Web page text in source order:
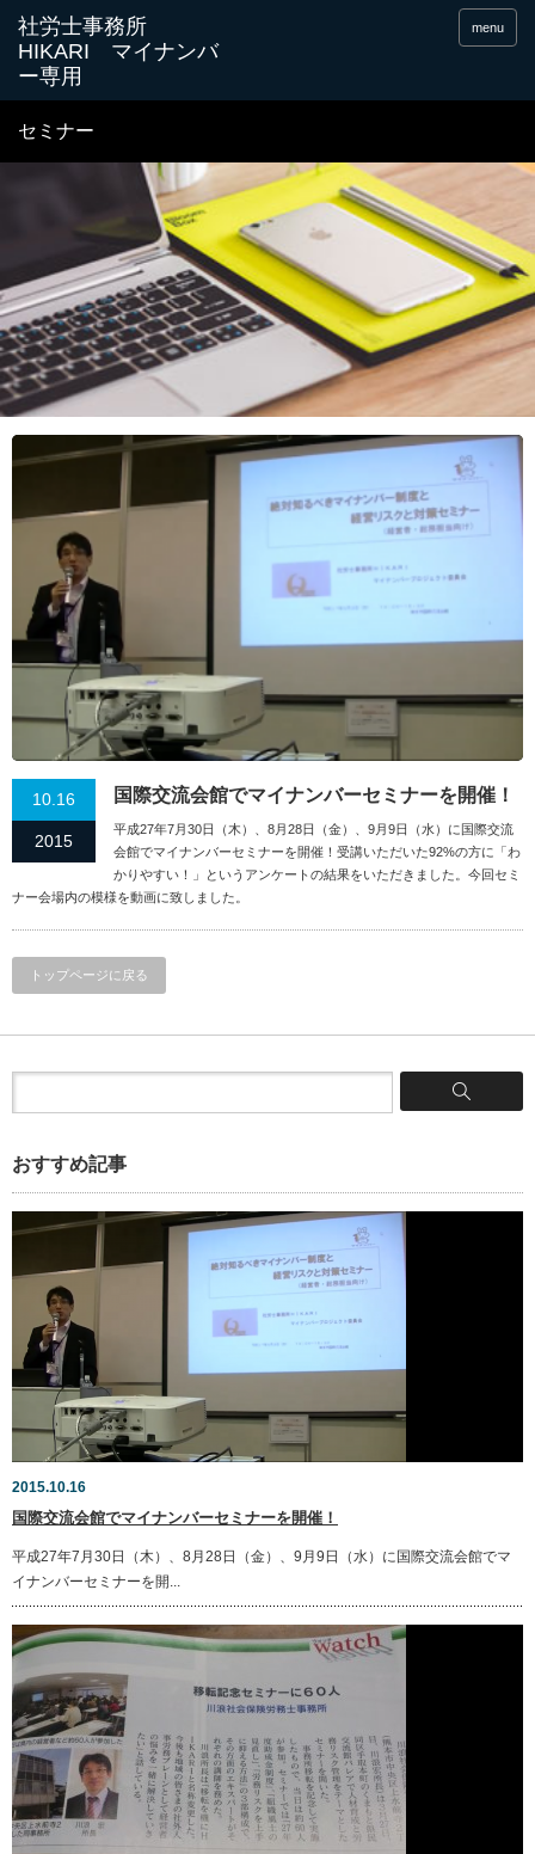
menu
セミナー
10.16
2015
国際交流会館でマイナンバーセミナーを開催！
平成27年7月30日（木）、8月28日（金）、9月9日（水）に国際交流
会館でマイナンバーセミナーを開催！受講いただいた92%の方に「わ
かりやすい！」というアンケートの結果をいただきました。今回セミ
ナー会場内の模様を動画に致しました。
トップページに戻る
おすすめ記事
2015.10.16
国際交流会館でマイナンバーセミナーを開催！
平成27年7月30日（木）、8月28日（金）、9月9日（水）に国際交流会館でマ
イナンバーセミナーを開...